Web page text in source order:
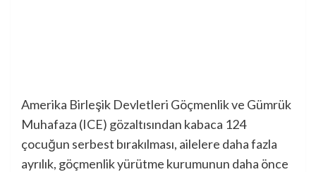
Amerika Birleşik Devletleri Göçmenlik ve Gümrük
Muhafaza (ICE) gözaltısından kabaca 124
çocuğun serbest bırakılması, ailelere daha fazla
ayrılık, göçmenlik yürütme kurumunun daha önce